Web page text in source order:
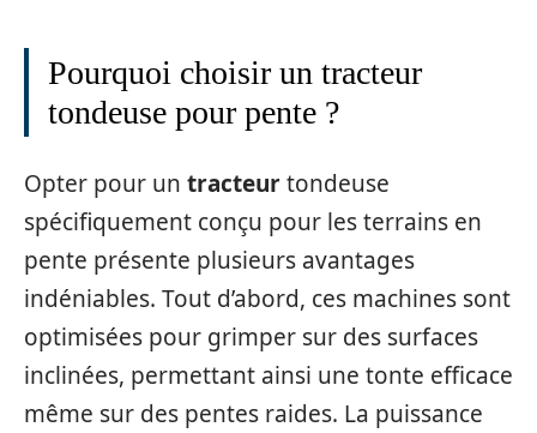
Pourquoi choisir un tracteur
tondeuse pour pente ?
Opter pour un tracteurtondeuse
spécifiquement conçu pour les terrains en
pente présente plusieurs avantages
indéniables. Tout d’abord, ces machines sont
optimisées pour grimper sur des surfaces
inclinées, permettant ainsi une tonte efficace
même sur des pentes raides. La puissance